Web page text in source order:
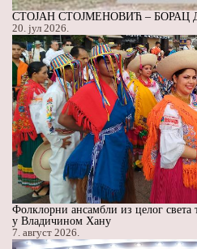
СТОЈАН СТОЈМЕНОВИЋ – БОРАЦ
20. јул 2026.
Фолклорни ансамбли из целог
у Владичином Хану
7. август 2026.